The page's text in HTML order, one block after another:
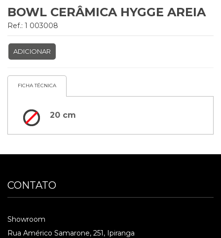
BOWL CERÂMICA HYGGE AREIA
Ref.: 1 003008
ADICIONAR
FICHA TÉCNICA
20 cm
CONTATO
Showroom
Rua Américo Samarone, 251, Ipiranga